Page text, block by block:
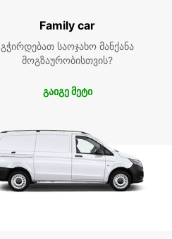
Family car
გჭირდებათ საოჯახო მანქანა
მოგზაურობისთვის?
გაიგე მეტი